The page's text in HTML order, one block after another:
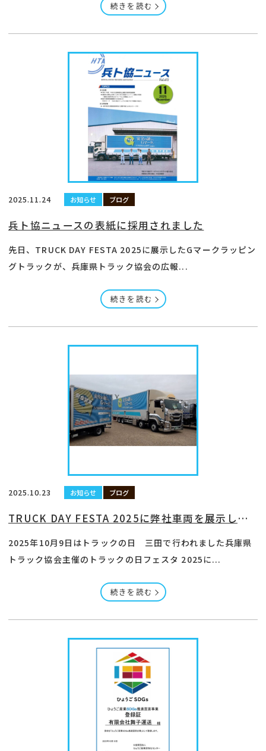
続きを読む
2025.11.24 お知らせ ブログ
兵ト協ニュースの表紙に採用されました
先日、TRUCK DAY FESTA 2025に展示したGマークラッピン
グトラックが、兵庫県トラック協会の広報...
続きを読む
2025.10.23 お知らせ ブログ
TRUCK DAY FESTA 2025に弊社車両を展示しました
2025年10月9日はトラックの日 三田で行われました兵庫県
トラック協会主催のトラックの日フェスタ 2025に...
続きを読む